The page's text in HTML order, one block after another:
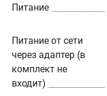
Питание
Питание от сети
через адаптер (в
комплект не
входит)